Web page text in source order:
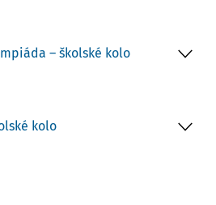
– školské kolo
kolo